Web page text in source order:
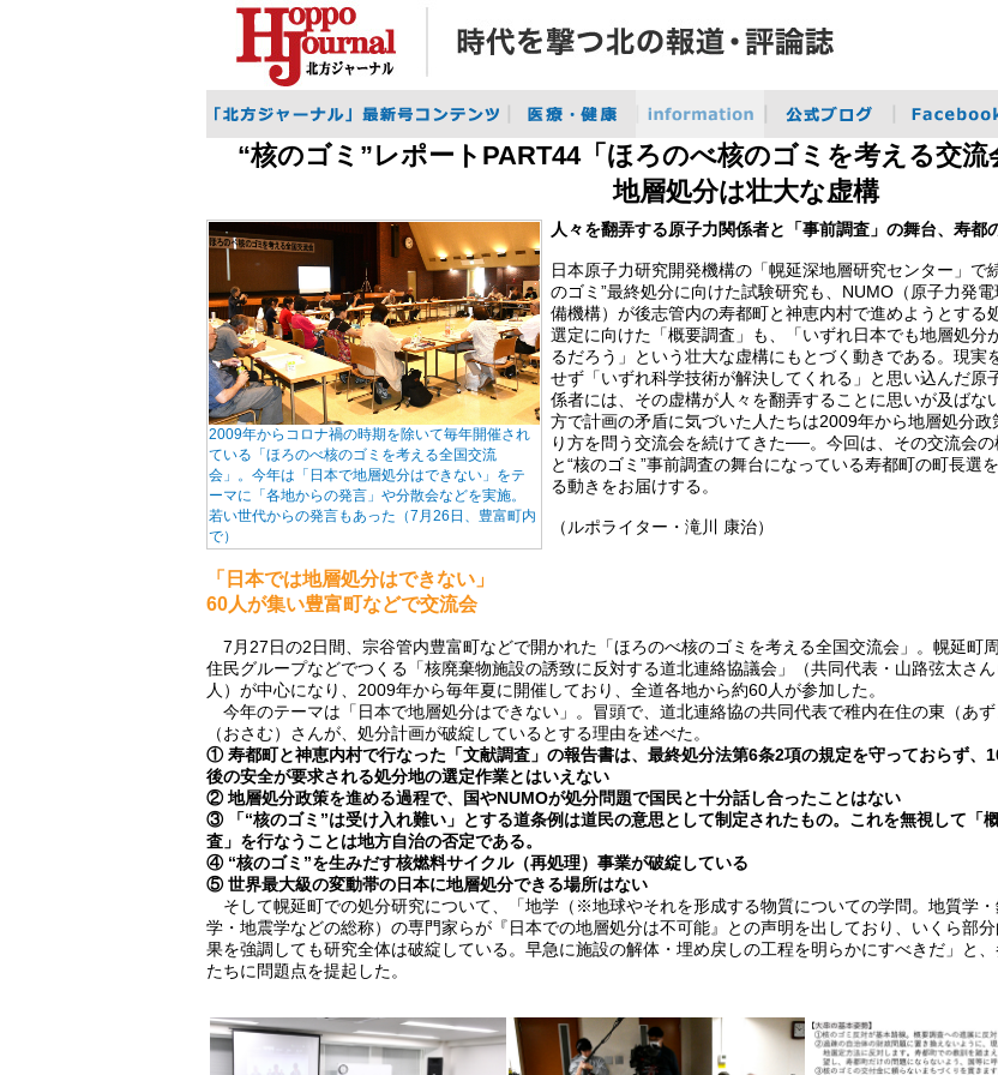
“核のゴミ”レポートPART44「ほろのべ核のゴミを考える交
地層処分は壮大な虚構
2009年からコロナ禍の時期を除いて毎年開催され
ている「ほろのべ核のゴミを考える全国交流
会」。今年は「日本で地層処分はできない」をテ
ーマに「各地からの発言」や分散会などを実施。
若い世代からの発言もあった（7月26日、豊富町内
で）
人々を翻弄する原子力関係者と「事前調査」の舞台、寿都
日本原子力研究開発機構の「幌延深地層研究センター」で
のゴミ”最終処分に向けた試験研究も、NUMO（原子力発
備機構）が後志管内の寿都町と神恵内村で進めようとする
選定に向けた「概要調査」も、「いずれ日本でも地層処分
るだろう」という壮大な虚構にもとづく動きである。現実
せず「いずれ科学技術が解決してくれる」と思い込んだ原
係者には、その虚構が人々を翻弄することに思いが及ばな
方で計画の矛盾に気づいた人たちは2009年から地層処分政
り方を問う交流会を続けてきた──。今回は、その交流会の
と“核のゴミ”事前調査の舞台になっている寿都町の町長選
る動きをお届けする。
（ルポライター・滝川 康治）
「日本では地層処分はできない」
60人が集い豊富町などで交流会
7月27日の2日間、宗谷管内豊富町などで開かれた「ほろのべ核のゴミを考える全国交流会」。幌延町
住民グループなどでつくる「核廃棄物施設の誘致に反対する道北連絡協議会」（共同代表・山路弦太さん
人）が中心になり、2009年から毎年夏に開催しており、全道各地から約60人が参加した。
今年のテーマは「日本で地層処分はできない」。冒頭で、道北連絡協の共同代表で稚内在住の東（あず
（おさむ）さんが、処分計画が破綻しているとする理由を述べた。
① 寿都町と神恵内村で行なった「文献調査」の報告書は、最終処分法第6条2項の規定を守っておらず、
後の安全が要求される処分地の選定作業とはいえない
② 地層処分政策を進める過程で、国やNUMOが処分問題で国民と十分話し合ったことはない
③ 「“核のゴミ”は受け入れ難い」とする道条例は道民の意思として制定されたもの。これを無視して「
査」を行なうことは地方自治の否定である。
④ “核のゴミ”を生みだす核燃料サイクル（再処理）事業が破綻している
⑤ 世界最大級の変動帯の日本に地層処分できる場所はない
そして幌延町での処分研究について、「地学（※地球やそれを形成する物質についての学問。地質学・
学・地震学などの総称）の専門家らが『日本での地層処分は不可能』との声明を出しており、いくら部
果を強調しても研究全体は破綻している。早急に施設の解体・埋め戻しの工程を明らかにすべきだ」と
たちに問題点を提起した。